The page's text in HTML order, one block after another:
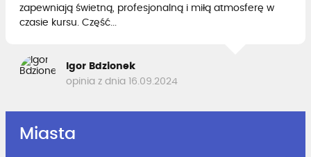
zapewniają świetną, profesjonalną i miłą atmosferę w
czasie kursu. Część...
Igor Bdzionek
opinia z dnia 16.09.2024
Miasta